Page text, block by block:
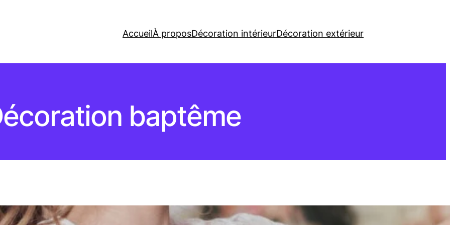
AccueilÀ proposDécoration intérieurDécoration extérieur
baptême